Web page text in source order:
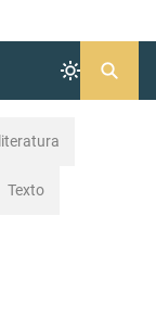
literatura
Texto